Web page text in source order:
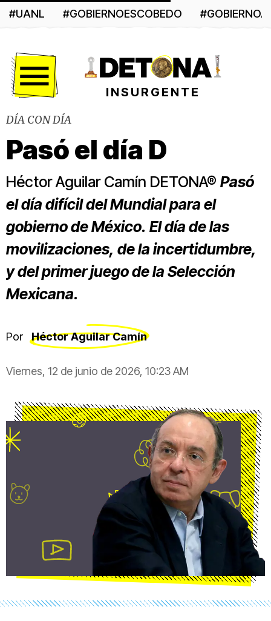
#UANL #GOBIERNOESCOBEDO
INSURGENTE
DÍA CON DÍA
Pasó el día D
Héctor Aguilar Camín DETONA® Pasó
el día difícil del Mundial para el
gobierno de México. El día de las
movilizaciones, de la incertidumbre,
y del primer juego de la Selección
Mexicana.
Por Héctor Aguilar Camín
Viernes, 12 de junio de 2026, 10:23 AM